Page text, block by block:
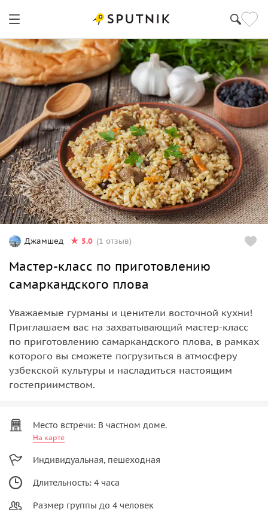
Джамшед 5.0 (1 отзыв)
Мастер-класс по приготовлению
самаркандского плова
Уважаемые гурманы и ценители восточной кухни!
Приглашаем вас на захватывающий мастер-класс
по приготовлению самаркандского плова, в рамках
которого вы сможете погрузиться в атмосферу
узбекской культуры и насладиться настоящим
гостеприимством.
Место встречи: В частном доме.
На карте
Индивидуальная, пешеходная
Длительность: 4 часа
Размер группы до 4 человек